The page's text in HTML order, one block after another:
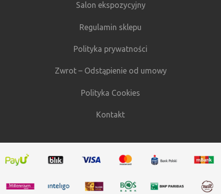
Salon ekspozycyjny
Regulamin sklepu
Polityka prywatności
Zwrot – Odstąpienie od umowy
Polityka Cookies
Kontakt